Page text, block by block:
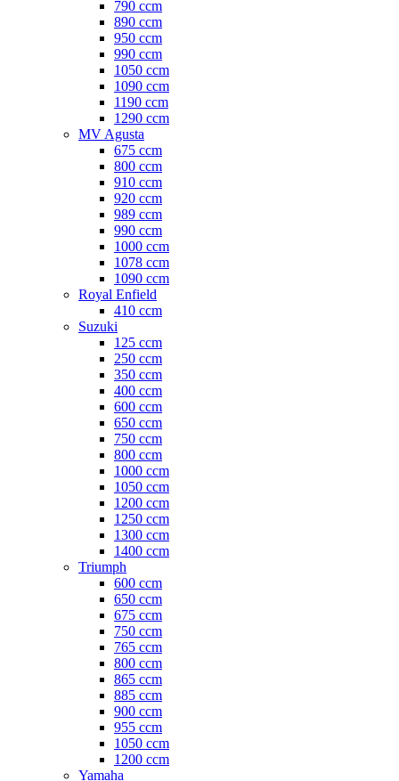
790 ccm
890 ccm
950 ccm
990 ccm
1050 ccm
1090 ccm
1190 ccm
1290 ccm
MV Agusta
675 ccm
800 ccm
910 ccm
920 ccm
989 ccm
990 ccm
1000 ccm
1078 ccm
1090 ccm
Royal Enfield
410 ccm
Suzuki
125 ccm
250 ccm
350 ccm
400 ccm
600 ccm
650 ccm
750 ccm
800 ccm
1000 ccm
1050 ccm
1200 ccm
1250 ccm
1300 ccm
1400 ccm
Triumph
600 ccm
650 ccm
675 ccm
750 ccm
765 ccm
800 ccm
865 ccm
885 ccm
900 ccm
955 ccm
1050 ccm
1200 ccm
Yamaha